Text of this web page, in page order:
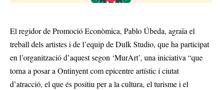
El regidor de Promoció Econòmica, Pablo Úbeda, agraïa el
treball dels artistes i de l’equip de Dulk Studio, que ha participat
en l’organització d’aquest segon ‘MurArt’, una iniciativa “que
torna a posar a Ontinyent com epicentre artístic i ciutat
d’atracció, el que és positiu per a la cultura, el turisme i el